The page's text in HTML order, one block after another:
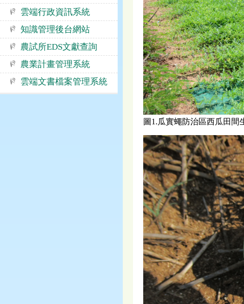
雲端行政資訊系統
知識管理後台網站
農試所EDS文獻查詢
農業計畫管理系統
雲端文書檔案管理系統
圖1.瓜實蠅防治區西瓜田間